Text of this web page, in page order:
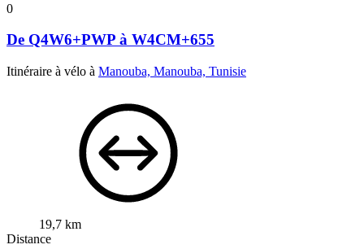
0
De Q4W6+PWP à W4CM+655
Itinéraire à vélo à Manouba, Manouba, Tunisie
19,7 km
Distance